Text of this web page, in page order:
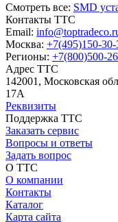
Смотреть все: SMD
Контакты ТТС
Email:
Москва: +7(495)150-30-
Регионы: +7(800)500-
Адрес ТТС
142001, Московская
17А
Реквизиты
Поддержка ТТС
Заказать сервис
Вопросы и ответы
Задать вопрос
О ТТС
О компании
Контакты
Каталог
Карта сайта